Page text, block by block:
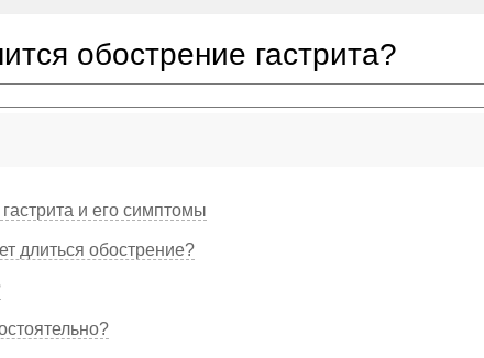
обострение гастрита?
и его симптомы
длиться обострение?